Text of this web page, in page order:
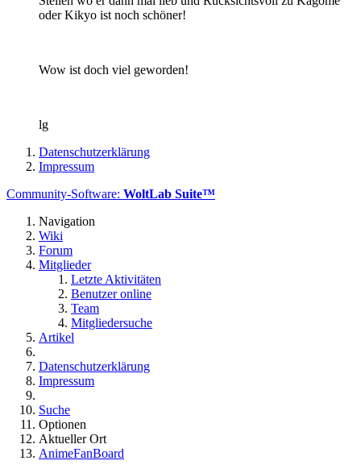
oder Kikyo ist noch schöner!
Wow ist doch viel geworden!
lg
Datenschutzerklärung
Impressum
Community-Software: WoltLab Suite™
Navigation
Wiki
Forum
Mitglieder
Letzte Aktivitäten
Benutzer online
Team
Mitgliedersuche
Artikel
Datenschutzerklärung
Impressum
Suche
Optionen
Aktueller Ort
AnimeFanBoard